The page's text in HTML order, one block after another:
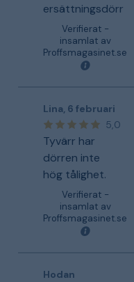
ersättningsdörr
Verifierat -
insamlat av
Proffsmagasinet.se
Lina, 6 februari
5,0
Tyvärr har
dörren inte
hög tålighet.
Verifierat -
insamlat av
Proffsmagasinet.se
Hodan